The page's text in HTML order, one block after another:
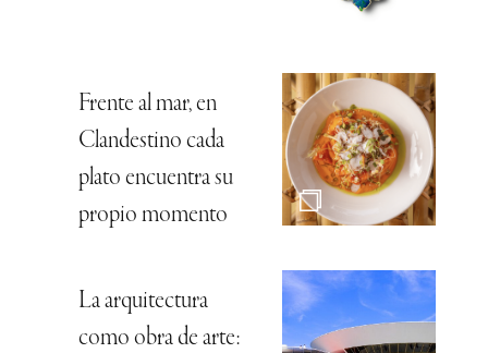
Frente al mar, en
Clandestino cada
plato encuentra su
propio momento
La arquitectura
como obra de arte: